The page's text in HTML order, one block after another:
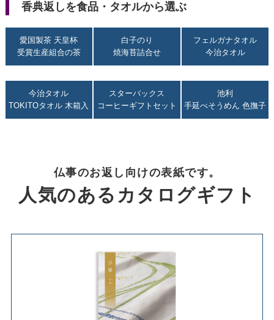
香典返しを食品・タオルから選ぶ
愛国製茶 天皇杯
受賞生産組合の茶
白子のり
焼海苔詰合せ
フェルガナタオル
今治タオル
今治タオル
TOKITOタオル 木箱入
スターバックス
コーヒーギフトセット
池利
手延べそうめん 色撫子
仏事のお返し向けの表紙です。
人気のあるカタログギフト